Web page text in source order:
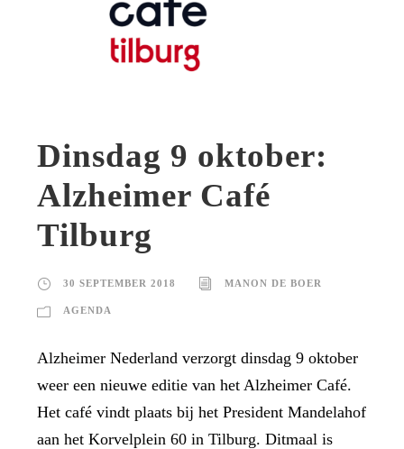
Dinsdag 9 oktober:
Alzheimer Café
Tilburg
30 SEPTEMBER 2018 MANON DE BOER
AGENDA
Alzheimer Nederland verzorgt dinsdag 9 oktober
weer een nieuwe editie van het Alzheimer Café.
Het café vindt plaats bij het President Mandelahof
aan het Korvelplein 60 in Tilburg. Ditmaal is